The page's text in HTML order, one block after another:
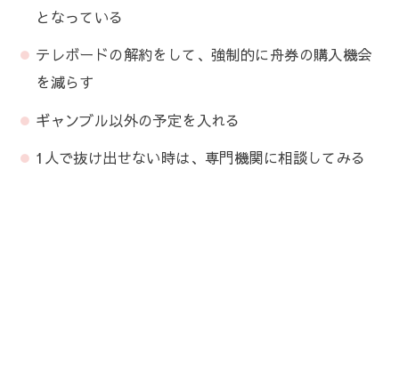
となっている
テレボードの解約をして、強制的に舟券の購入機会
を減らす
ギャンブル以外の予定を入れる
1人で抜け出せない時は、専門機関に相談してみる